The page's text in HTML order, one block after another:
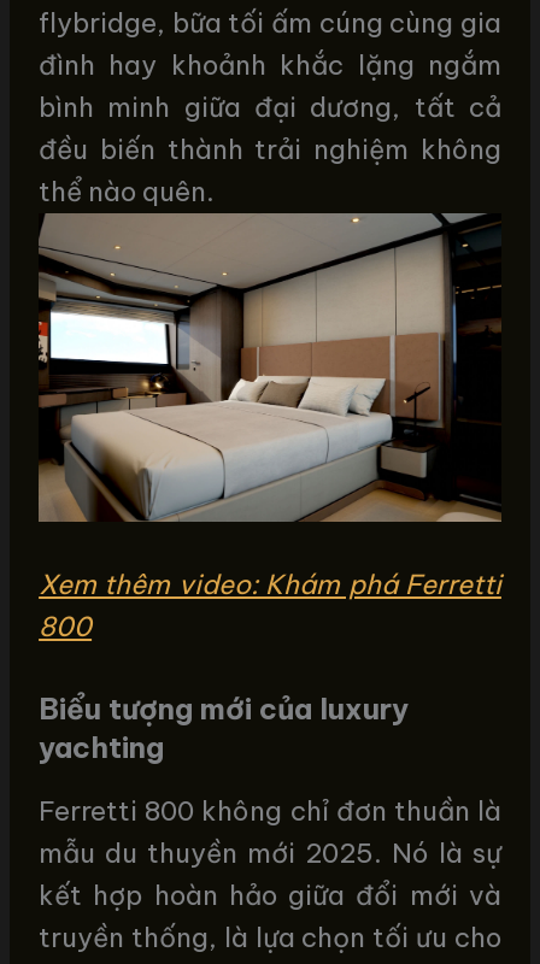
flybridge, bữa tối ấm cúng cùng gia
đình hay khoảnh khắc lặng ngắm
bình minh giữa đại dương, tất cả
đều biến thành trải nghiệm không
thể nào quên.
Xem thêm video: Khám phá Ferretti
800
Biểu tượng mới của luxury
yachting
Ferretti 800 không chỉ đơn thuần là
mẫu du thuyền mới 2025. Nó là sự
kết hợp hoàn hảo giữa đổi mới và
truyền thống, là lựa chọn tối ưu cho